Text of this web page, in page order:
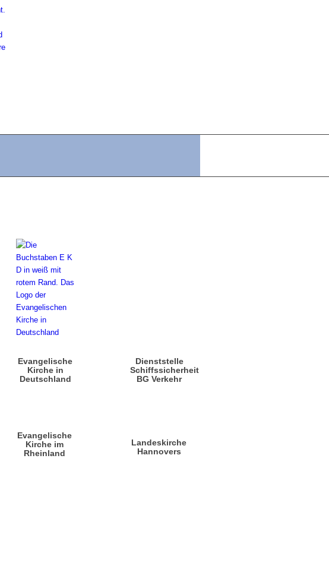
Evangelische
Kirche in
Deutschland
Dienststelle
Schiffssicherheit
BG Verkehr
Evangelische
Kirche im
Rheinland
Landeskirche
Hannovers